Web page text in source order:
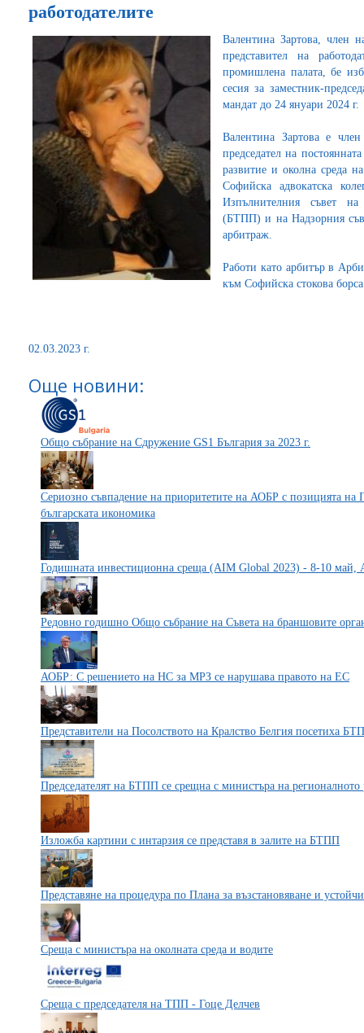
работодателите
Валентина Зартова, член
представител на
промишлена палата, бе
сесия за заместник-
мандат до 24 януари 2024 г.
Валентина Зартова е
председател на
развитие и околна среда
Софийска адвокатска
Изпълнителния съвет на
(БТПП) и на Надзорния
арбитраж.
Работи като арбитър в
към Софийска стокова
02.03.2023 г.
Още новини:
Общо събрание на Сдружение GS1 България за 2023 г.
Сериозно съвпадение на приоритетите на АОБР с позицията на
българската икономика
Годишната инвестиционна среща (AIM Global 2023) - 8-10 май,
Редовно годишно Общо събрание на Съвета на браншовите
АОБР: С решението на НС за МРЗ се нарушава правото на ЕС
Представители на Посолството на Кралство Белгия посетиха
Председателят на БТПП се срещна с министъра на регионалното
Изложба картини с интарзия се представя в залите на БТПП
Представяне на процедура по Плана за възстановяване и
Среща с министъра на околната среда и водите
Среща с председателя на ТПП - Гоце Делчев